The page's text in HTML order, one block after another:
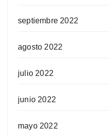
septiembre 2022
agosto 2022
julio 2022
junio 2022
mayo 2022